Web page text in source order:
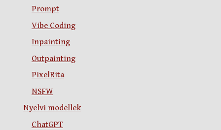
Prompt
Vibe Coding
Inpainting
Outpainting
PixelRita
NSFW
Nyelvi modellek
ChatGPT